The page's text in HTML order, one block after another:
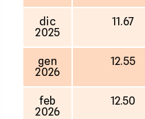
dic
2025
11.67
gen
2026
12.55
feb
2026
12.50